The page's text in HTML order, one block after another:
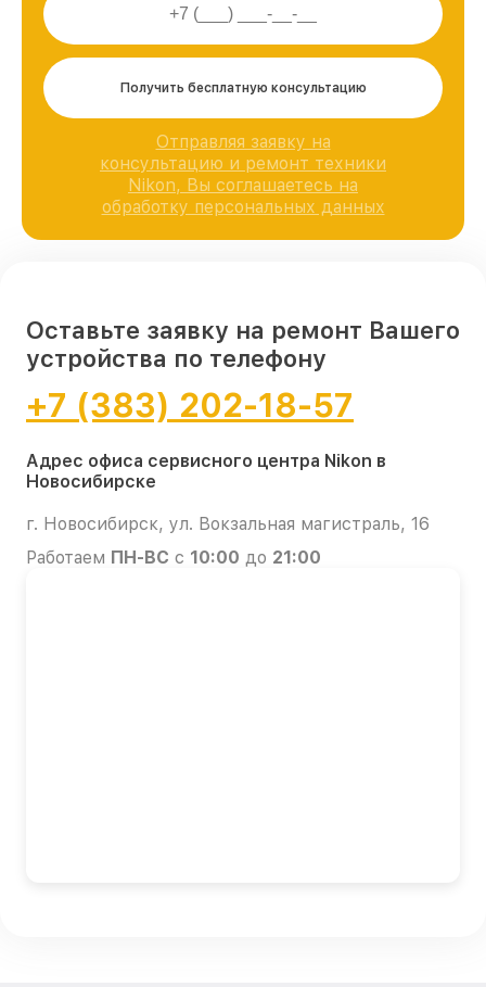
Получить бесплатную консультацию
Отправляя заявку на
консультацию и ремонт техники
Nikon, Вы соглашаетесь на
обработку персональных данных
Оставьте заявку на ремонт Вашего
устройства по телефону
+7 (383) 202-18-57
Адрес офиса сервисного центра Nikon в
Новосибирске
г. Новосибирск, ул. Вокзальная магистраль, 16
Работаем ПН-ВС с 10:00 до 21:00